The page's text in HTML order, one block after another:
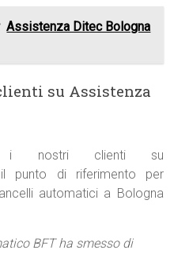
Assistenza Ditec Bologna
su Assistenza
i nostri clienti su
il punto di riferimento per
automatici a Bologna
BFT ha smesso di